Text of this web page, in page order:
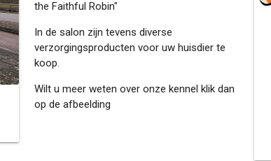
the Faithful Robin"
In de salon zijn tevens diverse
verzorgingsproducten voor uw huisdier te
koop.
Wilt u meer weten over onze kennel klik dan
op de afbeelding